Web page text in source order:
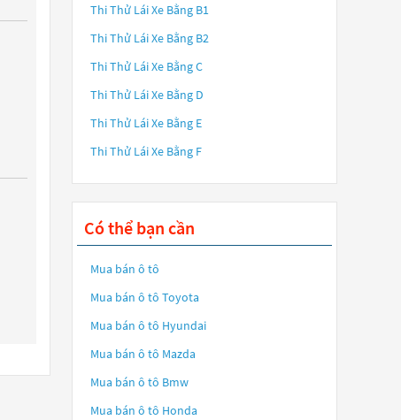
Thi Thử Lái Xe Bằng B1
Thi Thử Lái Xe Bằng B2
Thi Thử Lái Xe Bằng C
Thi Thử Lái Xe Bằng D
Thi Thử Lái Xe Bằng E
Thi Thử Lái Xe Bằng F
Có thể bạn cần
Mua bán ô tô
Mua bán ô tô Toyota
Mua bán ô tô Hyundai
Mua bán ô tô Mazda
Mua bán ô tô Bmw
Mua bán ô tô Honda